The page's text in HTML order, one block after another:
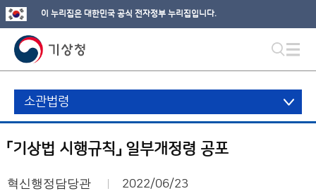
이 누리집은 대한민국 공식 전자정부 누리집입니다.
소관법령
「기상법 시행규칙」 일부개정령 공포
혁신행정담당관 2022/06/23